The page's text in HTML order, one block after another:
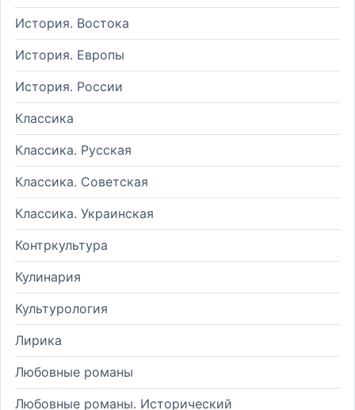
История. Востока
История. Европы
История. России
Классика
Классика. Русская
Классика. Советская
Классика. Украинская
Контркультура
Кулинария
Культурология
Лирика
Любовные романы
Любовные романы. Исторический